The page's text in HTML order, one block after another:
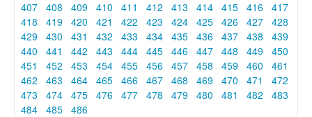
407 408 409 410 411 412 413 414 415 416 417
418
419 420 421 422 423 424 425 426 427 428
429 430 431 432 433 434 435 436 437 438
439
440
441 442 443 444 445 446 447 448 449 450
451
452 453 454 455 456 457 458 459 460
461
462
463 464 465 466 467 468 469 470 471
472
473
474 475 476 477 478 479 480 481 482
483
484 485 486